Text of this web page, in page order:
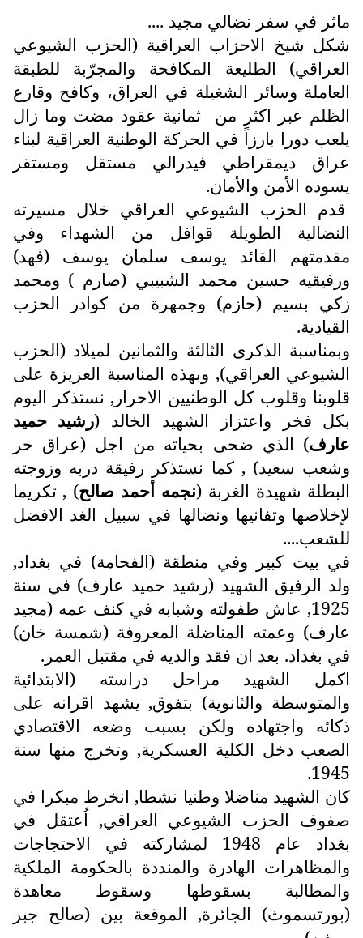
ماثر في سفر نضالي مجيد ....
شكل شيخ الاحزاب العراقية (الحزب الشيوعي
العراقي) الطليعة المكافحة والمجرّبة للطبقة
العاملة وسائر الشغيلة في العراق، وكافح وقارع
الظلم عبر اكثر من ثمانية عقود مضت وما زال
يلعب دورا بارزاً في الحركة الوطنية العراقية لبناء
عراق ديمقراطي فيدرالي مستقل ومستقر
يسوده الأمن والأمان.
قدم الحزب الشيوعي العراقي خلال مسيرته
النضالية الطويلة قوافل من الشهداء وفي
مقدمتهم القائد يوسف سلمان يوسف (فهد)
ورفيقيه حسين محمد الشبيبي (صارم ) ومحمد
زكي بسيم (حازم) وجمهرة من كوادر الحزب
القيادية.
وبمناسبة الذكرى الثالثة والثمانين لميلاد (الحزب
الشيوعي العراقي), وبهذه المناسبة العزيزة على
قلوبنا وقلوب كل الوطنيين الاحرار, نستذكر اليوم
بكل فخر واعتزاز الشهيد الخالد (رشيد حميد
عارف) الذي ضحى بحياته من اجل (عراق حر
وشعب سعيد) , كما نستذكر رفيقة دربه وزوجته
البطلة شهيدة الغربة (نجمه أحمد صالح) , تكريما
لإخلاصها وتفانيها ونضالها في سبيل الغد الافضل
للشعب....
في بيت كبير وفي منطقة (الفحامة) في بغداد,
ولد الرفيق الشهيد (رشيد حميد عارف) في سنة
1925, عاش طفولته وشبابه في كنف عمه (مجيد
عارف) وعمته المناضلة المعروفة (شمسة خان)
في بغداد. بعد ان فقد والديه في مقتبل العمر.
اكمل الشهيد مراحل دراسته (الابتدائية
والمتوسطة والثانوية) بتفوق, يشهد اقرانه على
ذكائه واجتهاده ولكن بسبب وضعه الاقتصادي
الصعب دخل الكلية العسكرية, وتخرج منها سنة
1945.
كان الشهيد مناضلا وطنيا نشطا, انخرط مبكرا في
صفوف الحزب الشيوعي العراقي, اُعتقل في
بغداد عام 1948 لمشاركته في الاحتجاجات
والمظاهرات الهادرة والمنددة بالحكومة الملكية
والمطالبة بسقوطها وسقوط معاهدة
(بورتسموث) الجائرة, الموقعة بين (صالح جبر